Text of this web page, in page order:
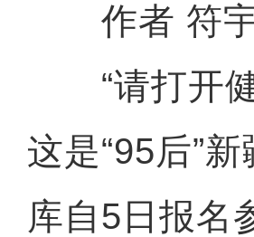
作者 符
“请打开健
这是“95后”
库自5日报名